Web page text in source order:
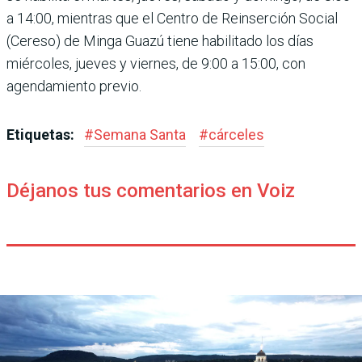
a 14:00, mientras que el Centro de Reinserción Social
(Cereso) de Minga Guazú tiene habilitado los días
miércoles, jueves y viernes, de 9:00 a 15:00, con
agendamiento previo.
Etiquetas: #Semana Santa #cárceles
Déjanos tus comentarios en Voiz